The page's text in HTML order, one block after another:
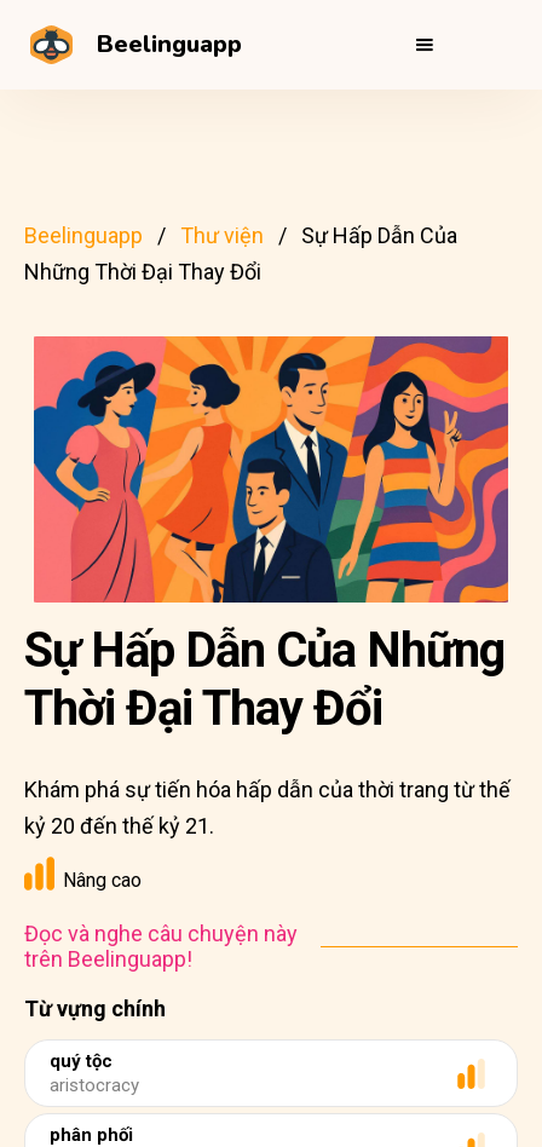
Beelinguapp
Beelinguapp Thư viện
Sự Hấp Dẫn Của
Những Thời Đại Thay Đổi
Từ vựng chính
quý tộc
aristocracy
phân phối
Sự Hấp Dẫn Của Những
Thời Đại Thay Đổi
Khám phá sự tiến hóa hấp dẫn của thời trang từ thế
kỷ 20 đến thế kỷ 21.
Nâng cao
Đọc và nghe câu chuyện này
trên Beelinguapp!